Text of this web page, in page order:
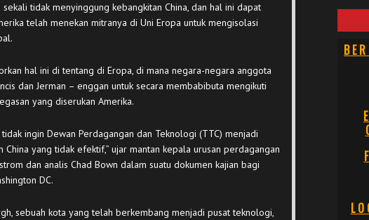
sekali tidak menyinggung kebangkitan China, dan hal ini dapat
telah menekan mitranya di Uni Eropa untuk mengisolasi
hal ini di tentang di Eropa, di mana negara-negara anggota
dan Jerman – enggan untuk secara membabibuta mengikuti
yang diserukan Amerika.
ingin Dewan Perdagangan dan Teknologi (TTC) menjadi
China yang tidak efektif,” ujar mantan kepala urusan perdagangan
dan analis Chad Bown dalam suatu dokumen kajian bagi
DC.
sebuah kota yang telah berkembang menjadi pusat teknologi,